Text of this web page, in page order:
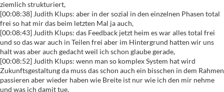
ziemlich strukturiert,
[00:08:38] Judith Klups: aber in der sozial in den einzelnen Phasen total
frei so hat mir das beim letzten Mal ja auch,
[00:08:43] Judith Klups: das Feedback jetzt heim es war alles total frei
und so das war auch in Teilen frei aber im Hintergrund hatten wir uns
halt was aber auch gedacht weil ich schon glaube gerade,
[00:08:52] Judith Klups: wenn man so komplex System hat wird
Zukunftsgestaltung da muss das schon auch ein bisschen in dem Rahmen
passieren aber wieder haben wie Breite ist nur wie ich den mir nehme
und was ich damit tue,